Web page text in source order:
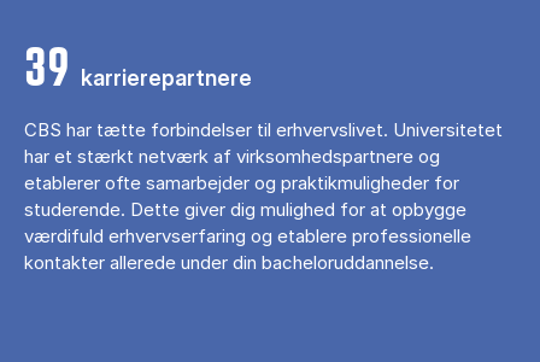
39 karrierepartnere
CBS har tætte forbindelser til erhvervslivet. Universitetet
har et stærkt netværk af virksomhedspartnere og
etablerer ofte samarbejder og praktikmuligheder for
studerende. Dette giver dig mulighed for at opbygge
værdifuld erhvervserfaring og etablere professionelle
kontakter allerede under din bacheloruddannelse.